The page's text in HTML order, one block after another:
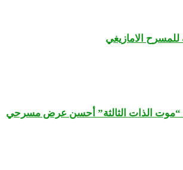
للمسرح الامازيغي
الدورة الـ15: “موت الذات الثالثة” أحسن عرض مسرحي